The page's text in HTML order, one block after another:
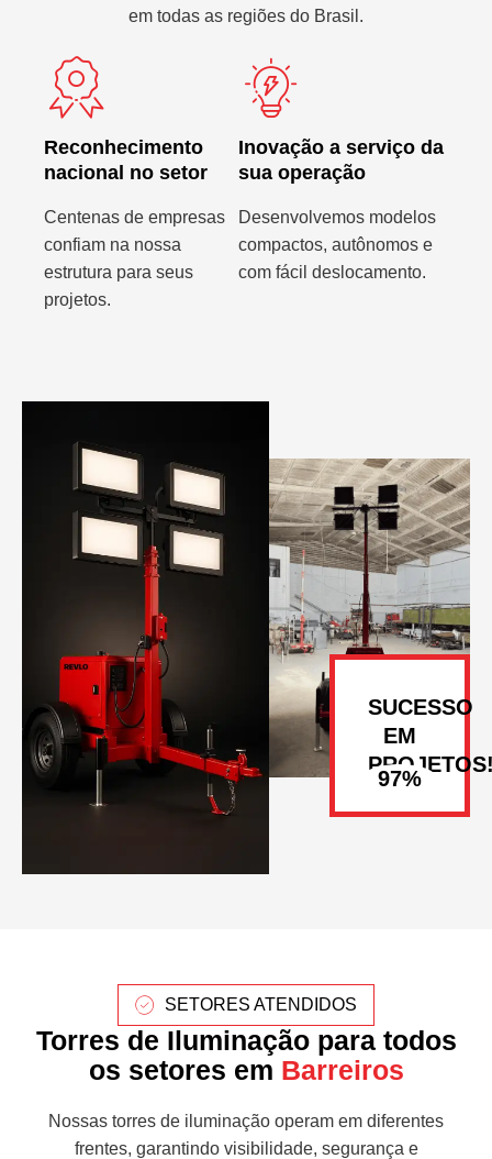
SUCESSO
EM
em todas as regiões do Brasil.
Reconhecimento
nacional no setor
Centenas de empresas
confiam na nossa
estrutura para seus
projetos.
Inovação a serviço da
sua operação
Desenvolvemos modelos
compactos, autônomos e
com fácil deslocamento.
SETORES ATENDIDOS
Torres de Iluminação para todos
os setores em Barreiros
Nossas torres de iluminação operam em diferentes
frentes, garantindo visibilidade, segurança e